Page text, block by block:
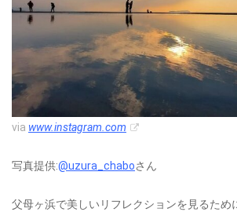
via www.instagram.com
写真提供:@uzura_chaboさん
父母ヶ浜で美しいリフレクションを見るため